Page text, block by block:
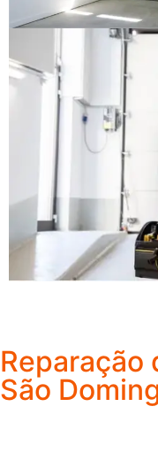
Reparação
São